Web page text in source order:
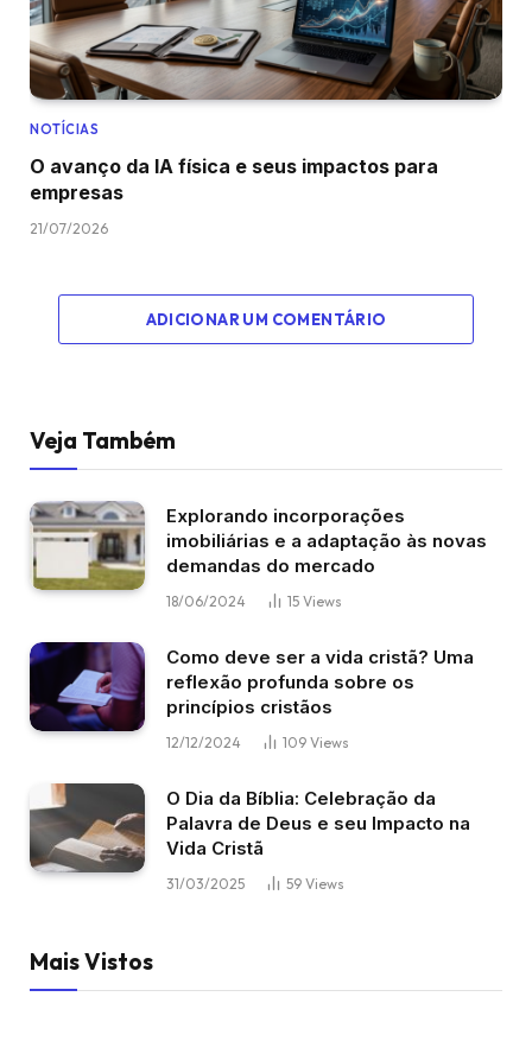
NOTÍCIAS
O avanço da IA física e seus impactos para
empresas
21/07/2026
ADICIONAR UM COMENTÁRIO
Veja Também
Explorando incorporações
imobiliárias e a adaptação às novas
demandas do mercado
18/06/2024 15 Views
Como deve ser a vida cristã? Uma
reflexão profunda sobre os
princípios cristãos
12/12/2024 109 Views
O Dia da Bíblia: Celebração da
Palavra de Deus e seu Impacto na
Vida Cristã
31/03/2025 59 Views
Mais Vistos